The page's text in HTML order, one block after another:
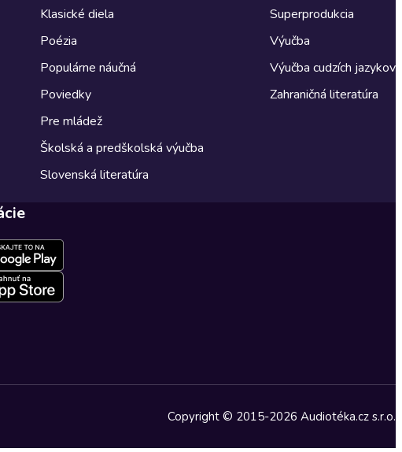
Klasické diela
Poézia
Populárne náučná
Poviedky
Pre mládež
Školská a predškolská výučba
Slovenská literatúra
Superprodukcia
Výučba
Výučba cudzích jazykov
Zahraničná literatúra
Copyright © 2015-2026 Audiotéka.cz s.r.o.